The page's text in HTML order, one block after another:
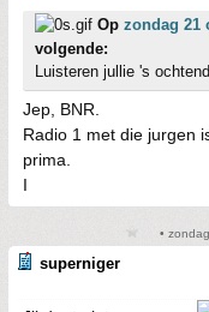
Op zondag 21
volgende:
Luisteren jullie 's
Jep, BNR.
Radio 1 met die jurgen
prima.
I
•
superniger